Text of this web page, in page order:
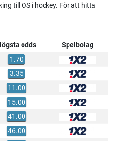
till OS i hockey. För att hitta
odds
Spelbolag
1.70
3.35
11.00
15.00
41.00
46.00